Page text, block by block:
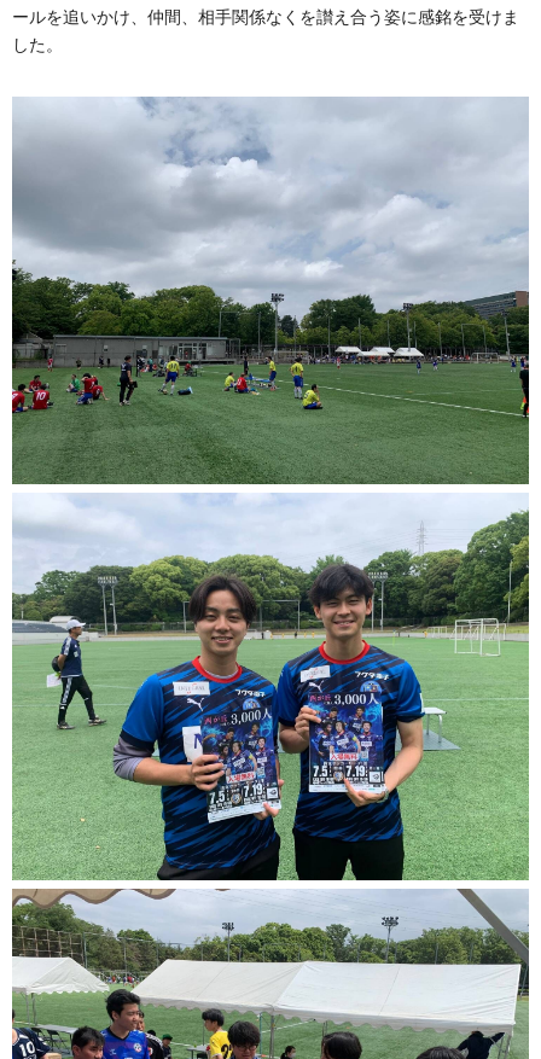
ールを追いかけ、仲間、相手関係なくを讃え合う姿に感銘を受けま
した。